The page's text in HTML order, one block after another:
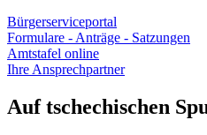
Bürgerserviceportal
Formulare - Anträge - Satzungen
Amtstafel online
Ihre Ansprechpartner
Auf tschechischen